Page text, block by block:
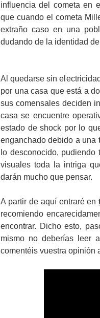
influencia del cometa en
que cuando el cometa
extraño caso en una
dudando de la identidad
Al quedarse sin
por una casa que está a
sus comensales deciden
casa se encuentre
estado de shock por lo
enganchado debido a una
lo desconocido,
visuales toda la intriga
darán mucho que pensar.
A partir de aquí entraré en
recomiendo
encontrar. Dicho esto,
mismo no deberías leer
comentéis vuestra opinión